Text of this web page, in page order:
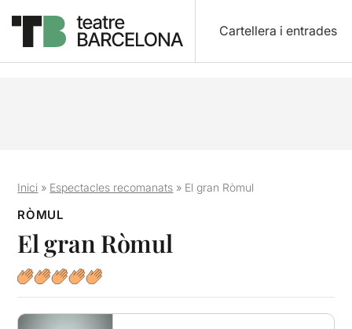
Cartellera i entrades
Inici » Espectacles recomanats » El gran Ròmul
RÒMUL
El gran Ròmul